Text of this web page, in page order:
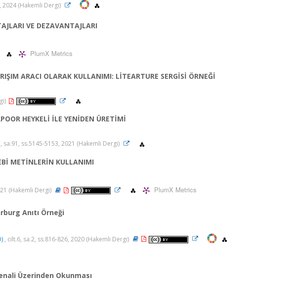
2024 (Hakemli Dergi)
VE DEZAVANTAJLARI
PlumX Metrics
ARACI OLARAK KULLANIMI: LİTEARTURE SERGİSİ ÖRNEĞİ
HEYKELİ İLE YENİDEN ÜRETİMİ
sa.91, ss.5145-5153, 2021 (Hakemli Dergi)
METİNLERİN KULLANIMI
(Hakemli Dergi) PlumX Metrics
Anıtı Örneği
, cilt.6, sa.2, ss.816-826, 2020 (Hakemli Dergi)
Üzerinden Okunması